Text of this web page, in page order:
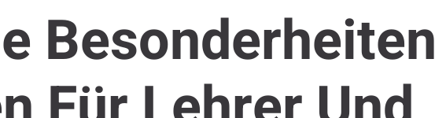
Besonderheiten